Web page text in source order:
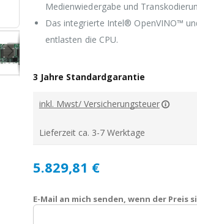
TVS-h874X-i9-64G
Medienwiedergabe und
Das integrierte Intel® OpenVINO™
entlasten die CPU.
3 Jahre Standardgarantie
inkl. Mwst/ Versicherungsteuer
Lieferzeit ca. 3-7 Werktage
5.829,81 €
E-Mail an mich senden, wenn der Preis